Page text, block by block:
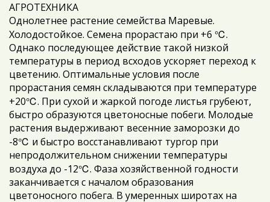
АГРОТЕХНИКА
Однолетнее растение семейства Маревые.
Холодостойкое. Семена прорастаю при +6 ℃.
Однако последующее действие такой низкой
температуры в период всходов ускоряет переход к
цветению. Оптимальные условия после
прорастания семян складываются при температуре
+20℃. При сухой и жаркой погоде листья грубеют,
быстро образуются цветоносные побеги. Молодые
растения выдерживают весенние заморозки до
-8℃ и быстро восстанавливают тургор при
непродолжительном снижении температуры
воздуха до -12℃. Фаза хозяйственной годности
заканчивается с началом образования
цветоносного побега. В умеренных широтах на